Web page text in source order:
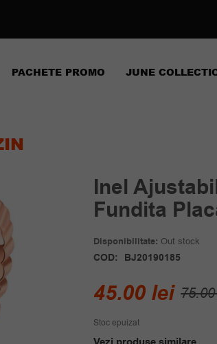
PACHETE PROMO JUNE
Inel
Fundita
Disponibilitate: Out stock
COD: BJ20190185
45.00 lei
Stoc epuizat